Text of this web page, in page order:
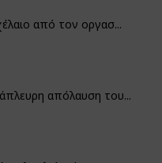
από τον οργασ...
απόλαυση του...